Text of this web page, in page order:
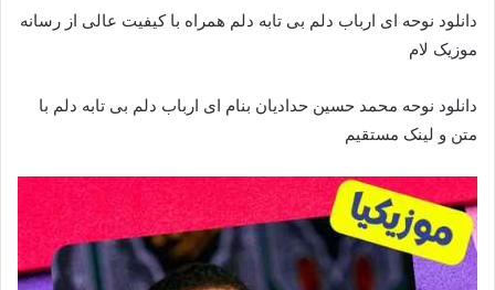
دانلود نوحه ای ارباب دلم بی تابه دلم همراه با کیفیت عالی از رسانه
موزیک لام
دانلود نوحه محمد حسین حدادیان بنام ای ارباب دلم بی تابه دلم با
متن و لینک مستقیم